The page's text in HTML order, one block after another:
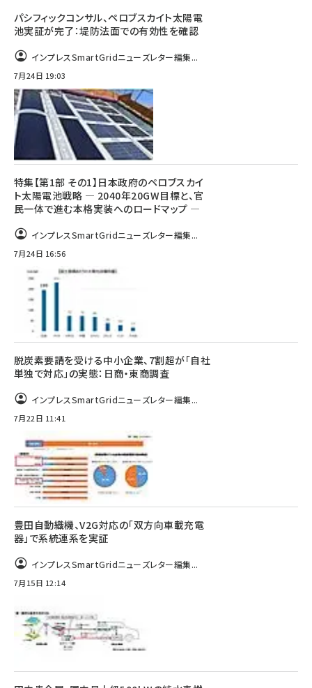
パシフィックコンサル、ペロブスカイト太陽電
池実証が完了：堤防法面での有効性を確認
インプレスSmartGridニューズレター編集...
7月24日 19:03
特集【第1部 その1】日本政府のペロブスカイ
ト太陽電池戦略 ― 2040年20GW目標と、官
民一体で進む本格実装へのロードマップ ―
インプレスSmartGridニューズレター編集...
7月24日 16:56
脱炭素要請を受ける中小企業、7割超が「自社
単独で対応」の実態：日商・東商調査
インプレスSmartGridニューズレター編集...
7月22日 11:41
豊田自動織機、V2G対応の「双方向車載充電
器」で系統連系を実証
インプレスSmartGridニューズレター編集...
7月15日 12:14